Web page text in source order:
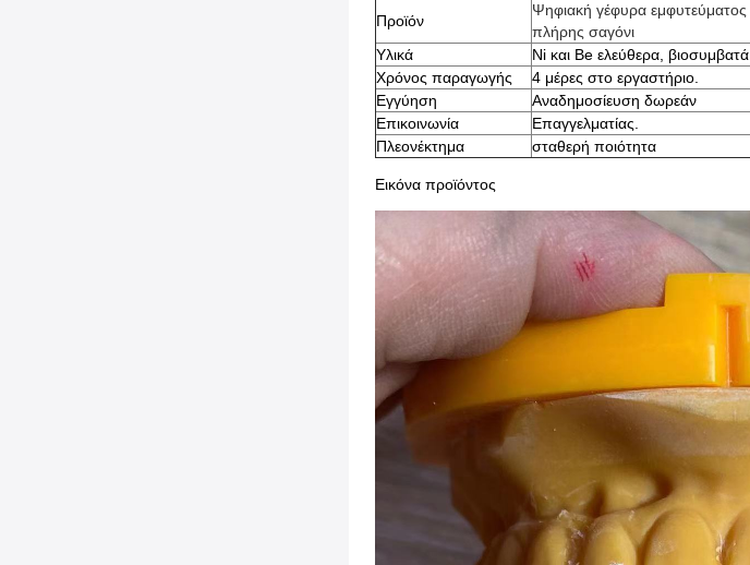
Προϊόν
Ψηφιακή γέφυρα εμφυτεύματος
πλήρης σαγόνι
Υλικά
Ni και Be ελεύθερα, βιοσυμβατά
Χρόνος παραγωγής
4 μέρες στο εργαστήριο.
Εγγύηση
Αναδημοσίευση δωρεάν
Επικοινωνία
Επαγγελματίας.
Πλεονέκτημα
σταθερή ποιότητα
Εικόνα προϊόντος